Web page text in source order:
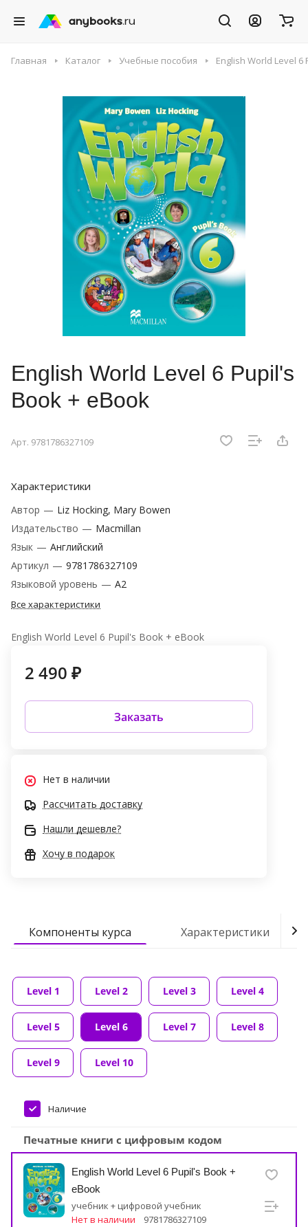
Главная Каталог Учебные пособия English World Level 6
English World Level 6 Pupil's
Book + eBook
Арт. 9781786327109
Характеристики
Автор — Liz Hocking, Mary Bowen
Издательство — Macmillan
Язык — Английский
Артикул — 9781786327109
Языковой уровень — A2
Все характеристики
English World Level 6 Pupil's Book + eBook
2 490 ₽
Заказать
Нет в наличии
Рассчитать доставку
Нашли дешевле?
Хочу в подарок
Компоненты курса Характеристики
Level 1 Level 2 Level 3 Level 4
Level 5 Level 6 Level 7 Level 8
Level 9 Level 10
Наличие
Печатные книги с цифровым кодом
English World Level 6 Pupil's Book +
eBook
учебник + цифровой учебник
Нет в наличии
9781786327109